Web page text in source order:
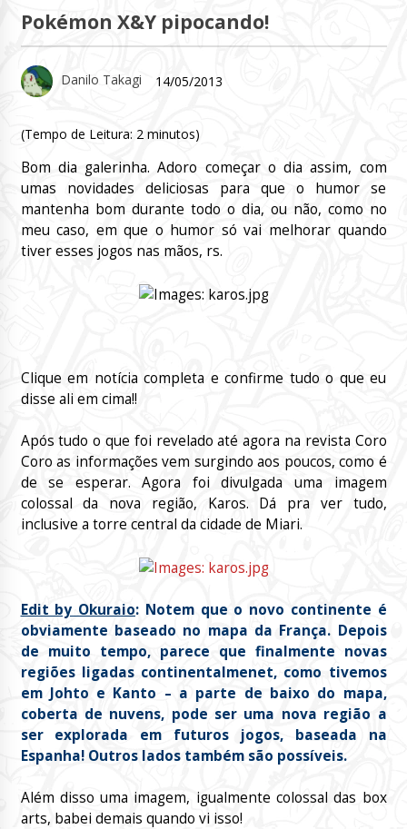
Pokémon X&Y pipocando!
Danilo Takagi 14/05/2013
(Tempo de Leitura: 2 minutos)
Bom dia galerinha. Adoro começar o dia assim, com
umas novidades deliciosas para que o humor se
mantenha bom durante todo o dia, ou não, como no
meu caso, em que o humor só vai melhorar quando
tiver esses jogos nas mãos, rs.
Clique em notícia completa e confirme tudo o que eu
disse ali em cima!!
Após tudo o que foi revelado até agora na revista Coro
Coro as informações vem surgindo aos poucos, como é
de se esperar. Agora foi divulgada uma imagem
colossal da nova região, Karos. Dá pra ver tudo,
inclusive a torre central da cidade de Miari.
Edit by Okuraio: Notem que o novo continente é
obviamente baseado no mapa da França. Depois
de muito tempo, parece que finalmente novas
regiões ligadas continentalmenet, como tivemos
em Johto e Kanto – a parte de baixo do mapa,
coberta de nuvens, pode ser uma nova região a
ser explorada em futuros jogos, baseada na
Espanha! Outros lados também são possíveis.
Além disso uma imagem, igualmente colossal das box
arts, babei demais quando vi isso!